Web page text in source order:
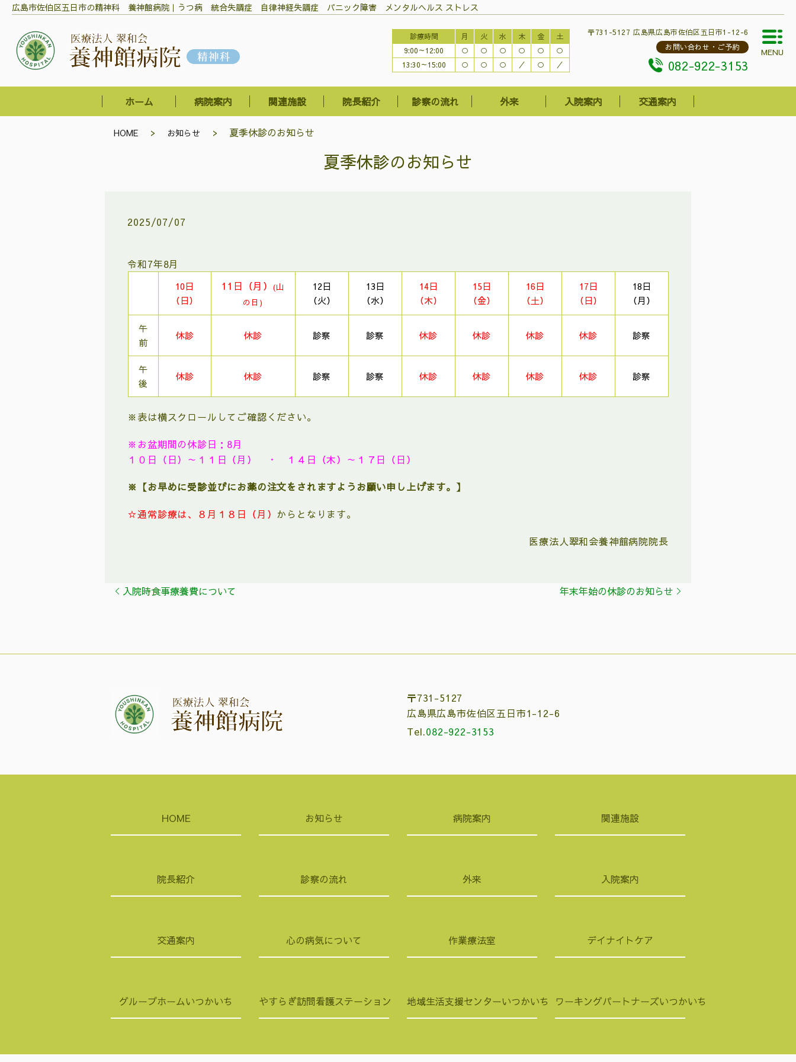
広島市佐伯区五日市の精神科 養神館病院｜うつ病 統合失調症 自律神経失調症 パニック障害 メンタルヘルス ストレス
診療時間 月 火 水 木 金
土
9:00～12:00
○ ○ ○ ○ ○
○
13:30～15:00
○ ○ ○ ／ ○ ／
〒731-5127 広島県広島市佐伯区五日市1-12-6
お問い合わせ・ご予約
082-922-3153
MENU
ホーム 病院案内 関連施設 院長紹介 診察の流れ 外来 入院案内 交通案内
HOME お知らせ 夏季休診のお知らせ
夏季休診のお知らせ
2025/07/07
令和7年8月
10日
（日）
11日（月）(山
の日)
12日
（火）
13日
（水）
14日
（木）
15日
（金）
16日
（土）
17日
（日）
18日
（月）
午
前
休診 休診 診察 診察 休診 休診 休診 休診 診察
午
後
休診 休診 診察 診察 休診 休診 休診 休診 診察
※表は横スクロールしてご確認ください。
※お盆期間の休診日：8月
１０日（日）～１１日（月） ・ １４日（木）～１７日（日）
※【お早めに受診並びにお薬の注文をされますようお願い申し上げます。】
☆通常診療は、８月１８日（月） からとなります。
医療法人翠和会養神館病院院長
入院時食事療養費について 年末年始の休診のお知らせ
〒731-5127
広島県広島市佐伯区五日市1-12-6
Tel.082-922-3153
HOME お知らせ 病院案内 関連施設
院長紹介 診察の流れ 外来 入院案内
交通案内 心の病気について 作業療法室 デイナイトケア
グループホームいつかいち やすらぎ訪問看護ステーション 地域生活支援センターいつかいち ワーキングパートナーズいつかいち